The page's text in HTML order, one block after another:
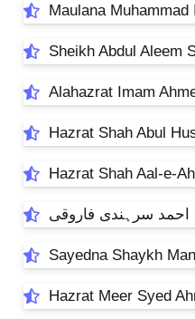
Maulana
Sheikh Abdul Aleem
Alahazrat Imam
Hazrat Shah Abul
Hazrat Shah Aal-e-
سرہندی فاروقی
Sayedna Shaykh
Hazrat Meer Syed